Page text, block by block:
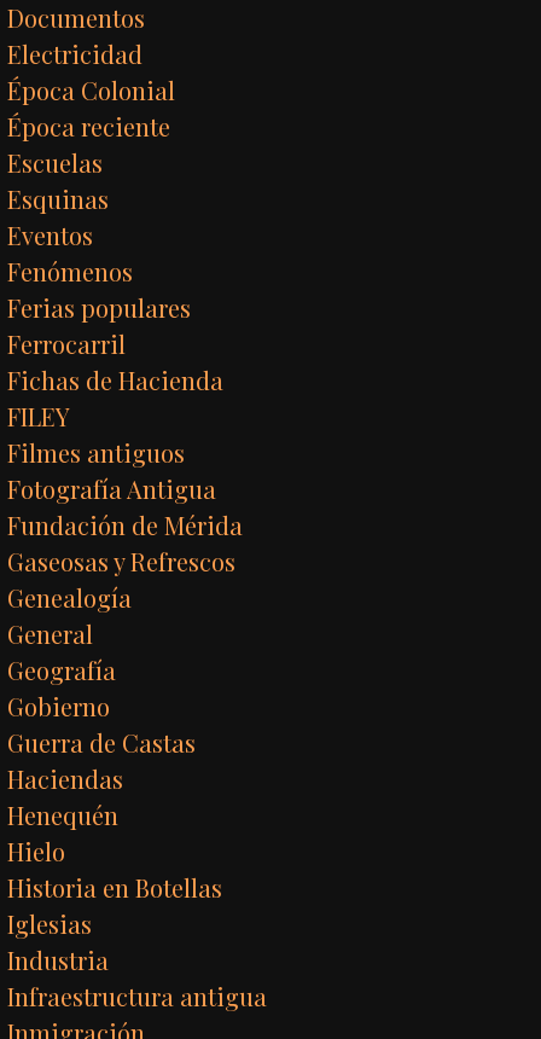
Documentos
Electricidad
Época Colonial
Época reciente
Escuelas
Esquinas
Eventos
Fenómenos
Ferias populares
Ferrocarril
Fichas de Hacienda
FILEY
Filmes antiguos
Fotografía Antigua
Fundación de Mérida
Gaseosas y Refrescos
Genealogía
General
Geografía
Gobierno
Guerra de Castas
Haciendas
Henequén
Hielo
Historia en Botellas
Iglesias
Industria
Infraestructura antigua